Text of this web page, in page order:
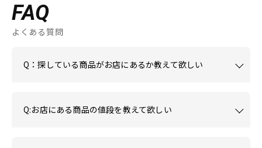
FAQ
よくある質問
Q：探している商品がお店にあるか教えて欲しい
Q:お店にある商品の値段を教えて欲しい